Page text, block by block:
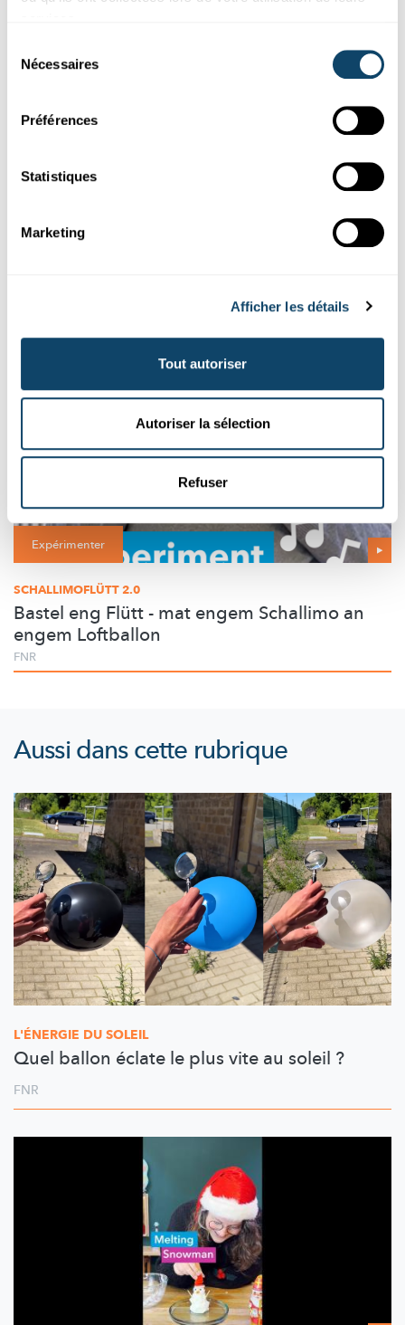
Nécessaires
Préférences
Statistiques
Marketing
Afficher les détails
Tout autoriser
Autoriser la sélection
Refuser
WANTER-EXPERIMENT
Expérimenter
SCHALLIMOFLÜTT 2.0
Bastel eng Flütt - mat engem Schallimo an
engem Loftballon
FNR
Aussi dans cette rubrique
L'ÉNERGIE DU SOLEIL
Quel ballon éclate le plus vite au soleil ?
FNR